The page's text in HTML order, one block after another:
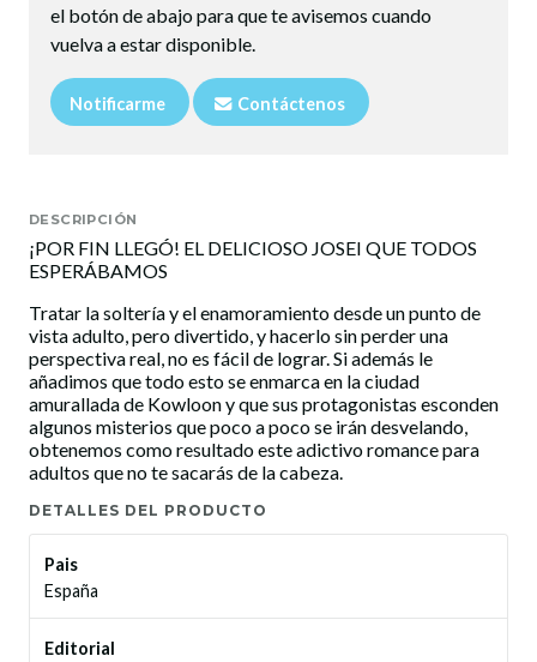
el botón de abajo para que te avisemos cuando
vuelva a estar disponible.
Notificarme Contáctenos
DESCRIPCIÓN
¡POR FIN LLEGÓ! EL DELICIOSO JOSEI QUE TODOS
ESPERÁBAMOS
Tratar la soltería y el enamoramiento desde un punto de
vista adulto, pero divertido, y hacerlo sin perder una
perspectiva real, no es fácil de lograr. Si además le
añadimos que todo esto se enmarca en la ciudad
amurallada de Kowloon y que sus protagonistas esconden
algunos misterios que poco a poco se irán desvelando,
obtenemos como resultado este adictivo romance para
adultos que no te sacarás de la cabeza.
DETALLES DEL PRODUCTO
Pais
España
Editorial